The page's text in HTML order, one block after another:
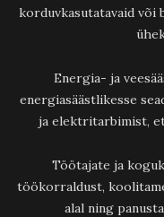
korduvkasutatavaid või
Energia- ja
energiasäästlikesse
ja elektritarbimist,
Töötajate ja
töökorraldust,
alal ning